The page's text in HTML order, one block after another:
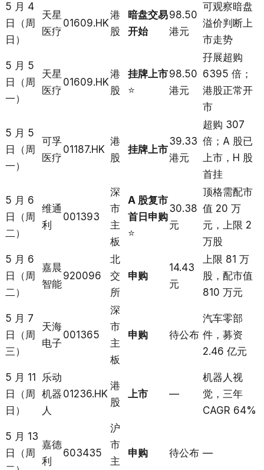
5 月 4
日（周
日）
天星
医疗
01609.HK
港
股
暗盘交易
开始
98.50
港元
可观察暗盘
溢价判断上
市走势
5 月 5
日（周
一）
天星
医疗
01609.HK
港
股
挂牌上市
⭐
98.50
港元
孖展超购
6395 倍；
港股正常开
市
5 月 5
日（周
一）
可孚
医疗
01187.HK
港
股
挂牌上市
39.33
港元
超购 307
倍；A 股已
上市，H 股
首挂
5 月 6
日（周
二）
维通
利
001393
深
市
主
板
A 股复市
首日申购
⭐
30.38
元
顶格需配市
值 20 万
元，上限 2
万股
5 月 6
日（周
二）
嘉晨
智能
920096
北
交
所
申购
14.43
元
上限 81 万
股，配市值
810 万元
5 月 7
日（周
三）
天海
电子
001365
深
市
主
板
申购 待公布
汽车零部
件，募资
2.46 亿元
5 月 11
日（周
日）
乐动
机器
人
01236.HK
港
股
上市 —
机器人视
觉，三年
CAGR 64%
5 月 13
日（周
嘉德
利
603435
沪
市
主
申购 待公布 —